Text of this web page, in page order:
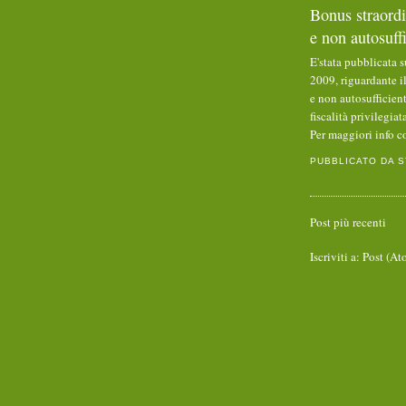
Bonus
e non
E'stata pubblicata
2009,riguardante
e non
fiscalità
Per maggiori info
PUBBLICATO DA
Post più recenti
Iscriviti a: Post